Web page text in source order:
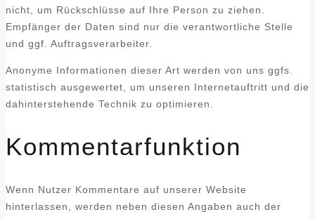
nicht, um Rückschlüsse auf Ihre Person zu ziehen.
Empfänger der Daten sind nur die verantwortliche Stelle
und ggf. Auftragsverarbeiter.
Anonyme Informationen dieser Art werden von uns ggfs.
statistisch ausgewertet, um unseren Internetauftritt und die
dahinterstehende Technik zu optimieren.
Kommentarfunktion
Wenn Nutzer Kommentare auf unserer Website
hinterlassen, werden neben diesen Angaben auch der